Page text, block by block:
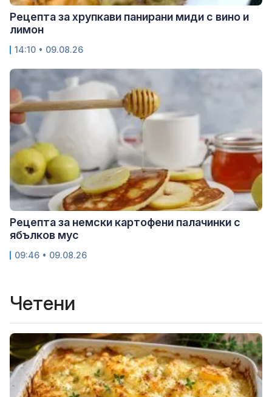
Рецепта за хрупкави панирани миди с вино и
лимон
14:10 • 09.08.26
Рецепта за немски картофени палачинки с
ябълков мус
09:46 • 09.08.26
Четени